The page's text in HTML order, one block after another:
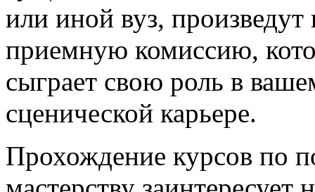
или иной вуз, произведут
приемную комиссию,
сыграет свою роль в
сценической карьере.
Прохождение курсов по